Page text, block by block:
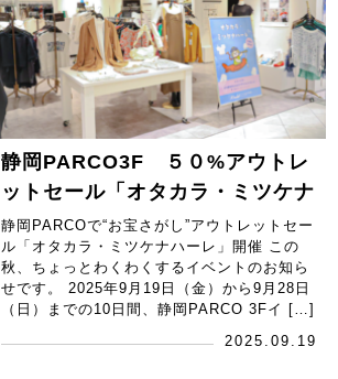
静岡PARCO3F ５０%アウトレ
ットセール「オタカラ・ミツケナ
ハーレ」開催！
静岡PARCOで“お宝さがし”アウトレットセー
ル「オタカラ・ミツケナハーレ」開催 この
秋、ちょっとわくわくするイベントのお知ら
せです。 2025年9月19日（金）から9月28日
（日）までの10日間、静岡PARCO 3Fイ […]
2025.09.19